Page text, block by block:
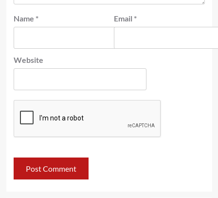
Name * Email *
Website